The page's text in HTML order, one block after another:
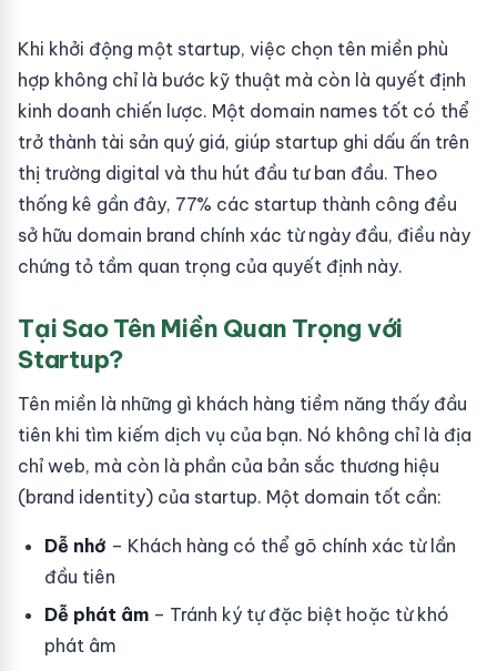
Khi khởi động một startup, việc chọn tên miền phù
hợp không chỉ là bước kỹ thuật mà còn là quyết định
kinh doanh chiến lược. Một domain names tốt có thể
trở thành tài sản quý giá, giúp startup ghi dấu ấn trên
thị trường digital và thu hút đầu tư ban đầu. Theo
thống kê gần đây, 77% các startup thành công đều
sở hữu domain brand chính xác từ ngày đầu, điều này
chứng tỏ tầm quan trọng của quyết định này.
Tại Sao Tên Miền Quan Trọng với
Startup?
Tên miền là những gì khách hàng tiềm năng thấy đầu
tiên khi tìm kiếm dịch vụ của bạn. Nó không chỉ là địa
chỉ web, mà còn là phần của bản sắc thương hiệu
(brand identity) của startup. Một domain tốt cần:
Dễ nhớ – Khách hàng có thể gõ chính xác từ lần
đầu tiên
Dễ phát âm – Tránh ký tự đặc biệt hoặc từ khó
phát âm